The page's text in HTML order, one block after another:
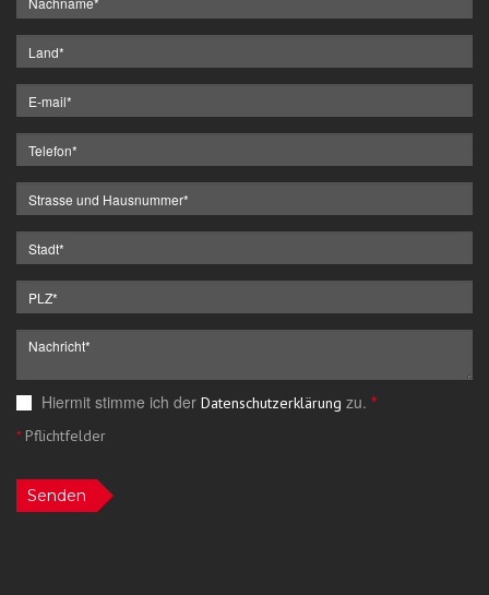
Hiermit stimme ich der Datenschutzerklärung zu. *
*Pflichtfelder
Senden